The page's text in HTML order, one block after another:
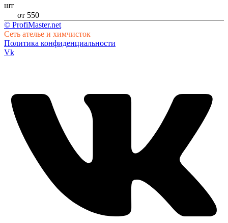
шт
от 550
© ProfiMaster.net
Сеть ателье и химчисток
Политика конфиденциальности
Vk